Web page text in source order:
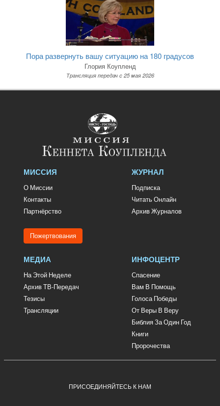
Пора развернуть вашу ситуацию на 180 градусов
Глория Коупленд
Трансляция передач c 25 мая 2026
МИССИЯ
О Миссии
Контакты
Партнёрство
Пожертвования
ЖУРНАЛ
Подписка
Читать Онлайн
Архив Журналов
МЕДИА
На Этой Неделе
Архив ТВ-Передач
Тезисы
Трансляции
ИНФОЦЕНТР
Спасение
Вам В Помощь
Голоса Победы
От Веры В Веру
Библия За Один Год
Книги
Пророчества
ПРИСОЕДИНЯЙТЕСЬ К НАМ